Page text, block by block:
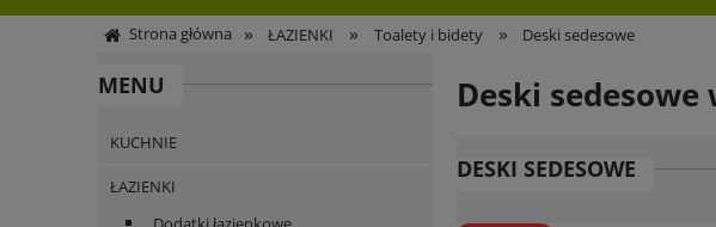
Strona główna » ŁAZIENKI » Toalety i bidety » Deski sedesowe
MENU
KUCHNIE
ŁAZIENKI
Deski sedesowe
DESKI SEDESOWE